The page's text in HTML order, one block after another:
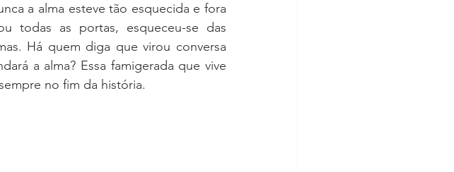
a alma esteve tão esquecida e fora
todas as portas, esqueceu-se das
Há quem diga que virou conversa
a alma? Essa famigerada que vive
no fim da história.